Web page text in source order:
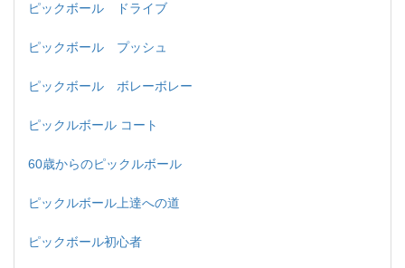
ピックボール ドライブ
ピックボール プッシュ
ピックボール ボレーボレー
ピックルボール コート
60歳からのピックルボール
ピックルボール上達への道
ピックボール初心者